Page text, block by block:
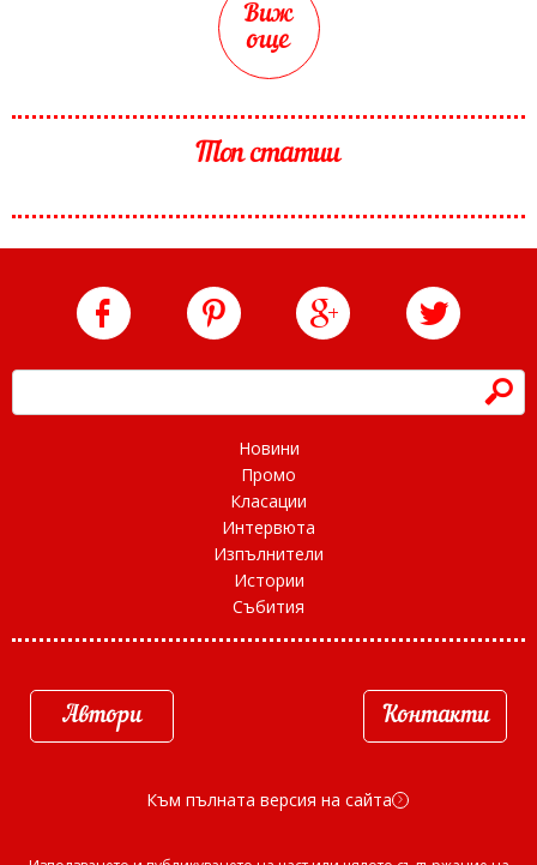
Виж
още
Топ статии
h
Новини
Промо
Класации
Интервюта
Изпълнители
Истории
Събития
Автори Контакти
Към пълната версия на сайта d